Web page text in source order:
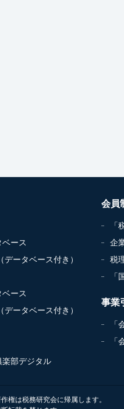
ース
ータベース付き）
ース
ータベース付き）
楽部デジタル
会員
「
企
税
「
事業
「
「
権は税務研究会に帰属します。